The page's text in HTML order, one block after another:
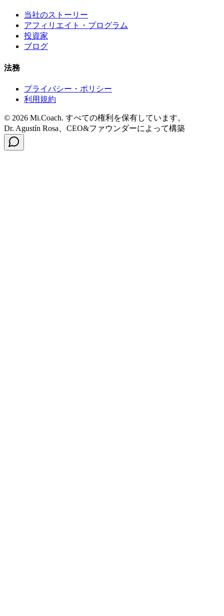
当社のストーリー
アフィリエイト・プログラム
投資家
ブログ
法務
プライバシー・ポリシー
利用規約
© 2026 Mi.Coach. すべての権利を保有しています。
Dr. Agustín Rosa、CEO&ファウンダーによって構築